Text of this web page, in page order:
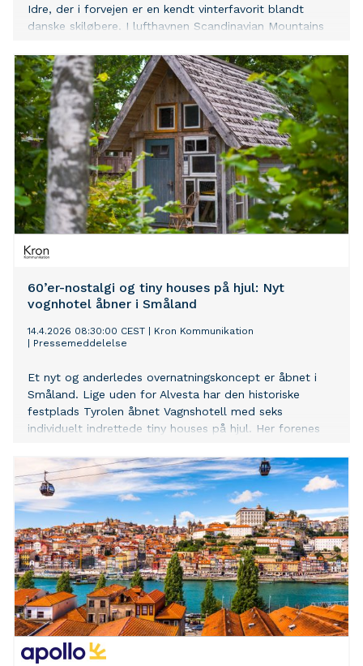
Idre, der i forvejen er en kendt vinterfavorit blandt
danske skiløbere. I lufthavnen Scandinavian Mountains
byder også på nye oplevelser inden for natur, kultur og
gastronomi. Målet er at gøre regionen mere attraktiv
også for danske gæster uden for skisæsonen.
60’er-nostalgi og tiny houses på hjul: Nyt
vognhotel åbner i Småland
14.4.2026 08:30:00 CEST
Kron Kommunikation
Pressemeddelelse
Et nyt og anderledes overnatningskoncept er åbnet i
Småland. Lige uden for Alvesta har den historiske
festplads Tyrolen åbnet Vagnshotell med seks
individuelt indrettede tiny houses på hjul. Her forenes
det sydlige Sverige – kun få timers kørsel fra Danmark.